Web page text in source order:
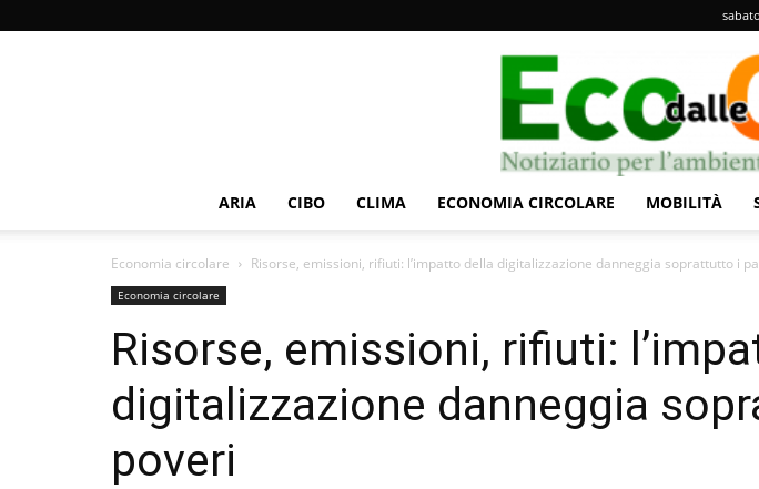
ARIA CIBO CLIMA ECONOMIA CIRCOLARE MOBILITÀ
Economia circolare Risorse, emissioni, rifiuti: l’impatto della digitalizzazione danneggia soprattutto i
Economia circolare
Risorse, emissioni, rifiuti:
digitalizzazione danneggia
poveri